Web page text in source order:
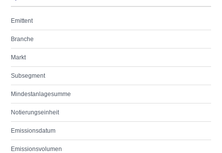
Emittent
Branche
Markt
Subsegment
Mindestanlagesumme
Notierungseinheit
Emissionsdatum
Emissionsvolumen